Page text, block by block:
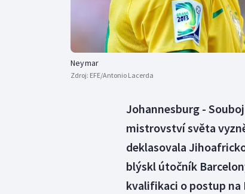
Gymnastika
Neymar
Zdroj: EFE/Antonio Lacerda
Johannesburg -
mistrovství světa
deklasovala
blýskl útočník
kvalifikaci o postup na